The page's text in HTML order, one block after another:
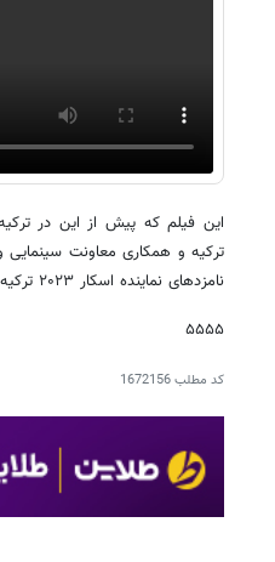
ترکیه و همکاری معاونت
نامزدهای نماینده اسکار ۲۰۲۳ ترکیه قرار دارد.
۵۵۵۵
کد مطلب1672156